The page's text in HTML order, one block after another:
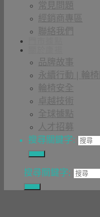
常見問題
經銷商專區
聯絡我們
品牌故事
永續行動 | 輪
輪椅安全
卓越技術
全球據點
人才招募
搜尋關鍵字:
搜尋關鍵字: